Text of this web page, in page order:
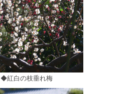
◆紅白の枝垂れ梅